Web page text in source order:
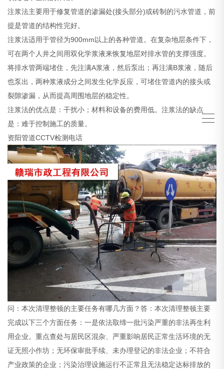
注浆法主要用于修复管道的渗漏处(接头部分)或砖制的污水管道，前
提是管道的结构性完好。
注浆法适用于管径为900mm以上的各种管道。在复杂地层条件下，
可在两个人井之间用双化学浆液来恢复地层对排水管的支撑强度。
将排水管两端堵住，先注满A浆液，然后泵出；再注满B浆液，随后
也泵出，两种浆液成分之间发生化学反应，可堵住管道内的接头或
裂隙渗漏，从而提高周围地层的稳定性。
注浆法的优点是：干扰小；材料和设备的费用低。注浆法的缺点
是：难于控制施工的质量。
资阳管道CCTV检测电话
问：本次清理整顿的主要任务有哪几方面？答：本次清理整顿主要
完成以下三个方面任务：一是依法取缔一批污染严重的非法再生利
用企业。重点查处与居民区混杂、严重影响居民正常生活环境的无
证无照小作坊；无环保审批手续、未办理登记的非法企业；不符合
产业政策的企业；污染治理设施运行不正常且无法稳定达标排放的